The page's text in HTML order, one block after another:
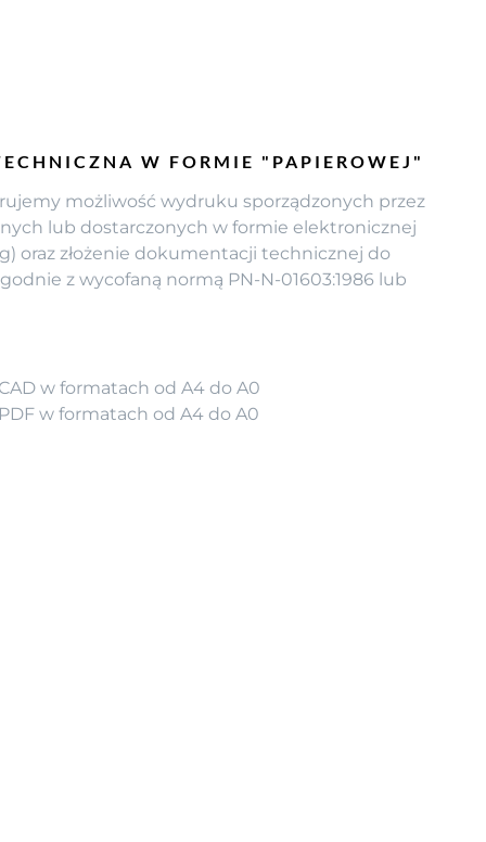
W FORMIE "PAPIEROWEJ"
możliwość wydruku sporządzonych przez
lub dostarczonych w formie elektronicznej
oraz złożenie dokumentacji technicznej do
z wycofaną normą PN-N-01603:1986 lub
w formatach od A4 do A0
w formatach od A4 do A0